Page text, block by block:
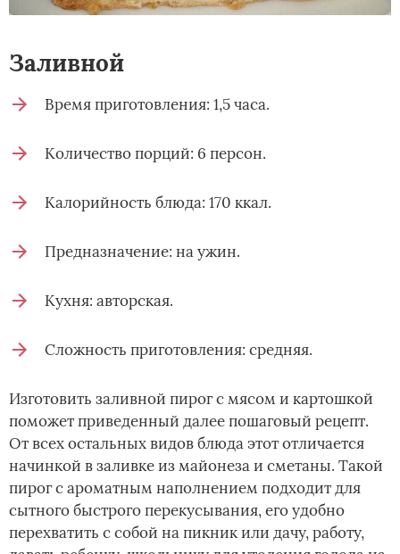
Заливной­
Время приготовления: 1,5 часа.
Количество порций: 6 персон.
Калорийность блюда: 170 ккал.
Предназначение: на ужин.
Кухня: авторская.
Сложность приготовления: средняя.
Изготовить заливной пирог с мясом и картошкой
поможет приведенный далее пошаговый рецепт.
От всех остальных видов блюда этот отличается
начинкой в заливке из майонеза и сметаны. Такой
пирог с ароматным наполнением подходит для
сытного быстрого перекусывания, его удобно
перехватить с собой на пикник или дачу, работу,